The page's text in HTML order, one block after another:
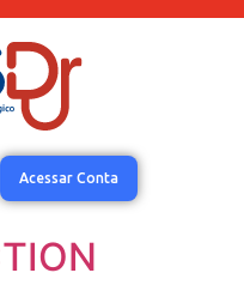
Acessar Conta